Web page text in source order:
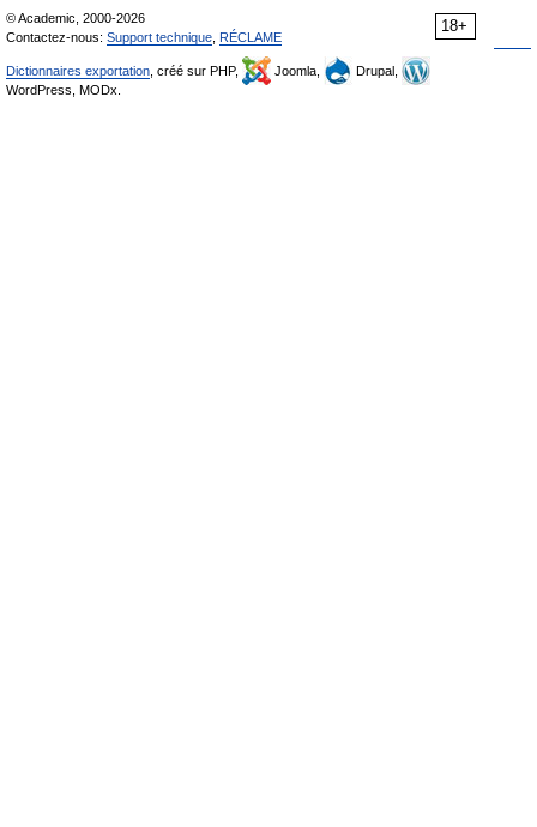
18+
© Academic, 2000-2026
Contactez-nous: Support technique RÉCLAME
Dictionnaires exportation , créé sur PHP, Joomla,
Drupal,
WordPress, MODx.